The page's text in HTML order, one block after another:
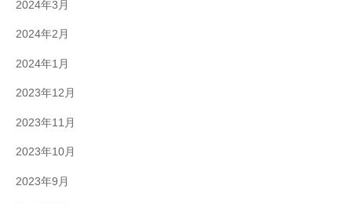
2024年3月
2024年2月
2024年1月
2023年12月
2023年11月
2023年10月
2023年9月